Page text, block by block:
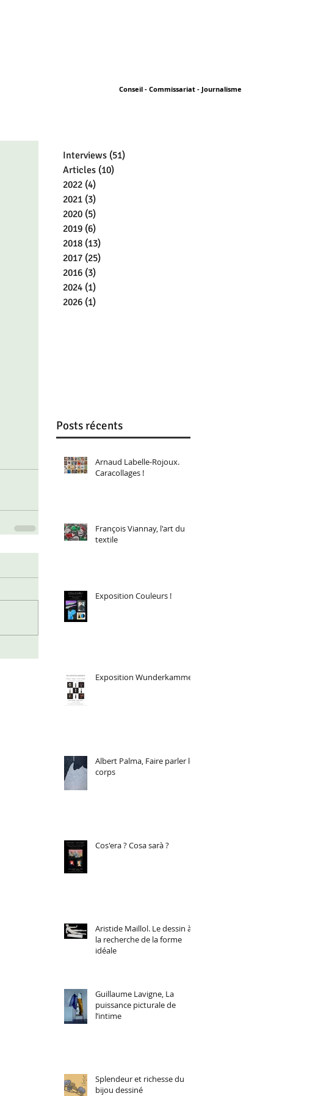
Conseil - Commissariat - Journalisme
Interviews (51)
Articles (10)
2022 (4)
2021 (3)
2020 (5)
2019 (6)
2018 (13)
2017 (25)
2016 (3)
2024 (1)
2026 (1)
Posts récents
Arnaud Labelle-Rojoux.
Caracollages !
François Viannay, l'art du
textile
Exposition Couleurs !
Exposition Wunderkammer
Albert Palma, Faire parler le
corps
Cos'era ? Cosa sarà ?
Aristide Maillol. Le dessin à
la recherche de la forme
idéale
Guillaume Lavigne, La
puissance picturale de
l’intime
Splendeur et richesse du
bijou dessiné